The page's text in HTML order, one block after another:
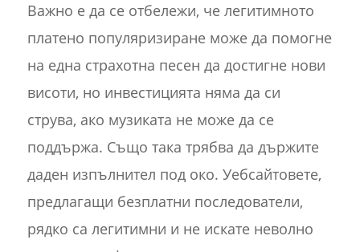
Важно е да се отбележи, че легитимното
платено популяризиране може да помогне
на една страхотна песен да достигне нови
висоти, но инвестицията няма да си
струва, ако музиката не може да се
поддържа. Също така трябва да държите
даден изпълнител под око. Уебсайтовете,
предлагащи безплатни последователи,
рядко са легитимни и не искате неволно